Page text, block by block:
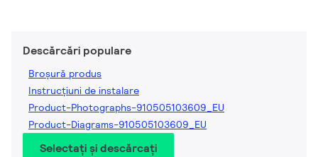
Descărcări populare
Broșură produs
Instrucțiuni de instalare
Product-Photographs-910505103609_EU
Product-Diagrams-910505103609_EU
Selectați și descărcați